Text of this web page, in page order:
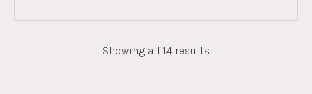
Showing all 14 results